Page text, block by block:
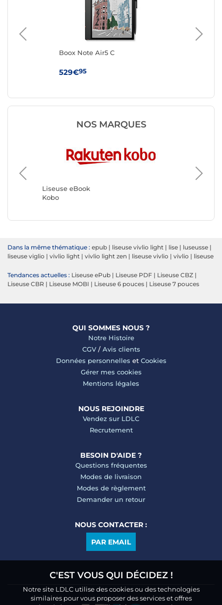
Boox Note Air5 C
529€95
NOS MARQUES
Liseuse eBook
Kobo
Boox
Dans la même thématique : epub | liseuse vivlio light | lise | luseusse |
liseuse viglio | vivlio light | vivlio light zen | liseuse vivlio | vivlio | liseuse
Tendances actuelles : Liseuse ePub | Liseuse PDF | Liseuse CBZ |
Liseuse CBR | Liseuse MOBI | Liseuse 6 pouces | Liseuse 7 pouces
QUI SOMMES NOUS ?
Notre Histoire
CGV/ Avis clients
Données personnelles et Cookies
Gérer mes cookies
Mentions légales
NOUS REJOINDRE
Vendez sur LDLC
Recrutement
BESOIN D'AIDE ?
Questions fréquentes
Modes de livraison
Modes de règlement
Demander un retour
NOUS CONTACTER :
PAR EMAIL
C'EST VOUS QUI DÉCIDEZ !
Notre site LDLC utilise des cookies ou des technologies
similaires pour vous proposer des services et offres